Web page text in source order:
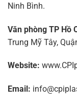
Ninh Bình.
Văn phòng TP Hồ
Trung Mỹ Tây,
Website:
Email: